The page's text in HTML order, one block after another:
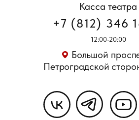
12:00-20:00
+7 (812) 346
Большой
Петроградской
Касса театра